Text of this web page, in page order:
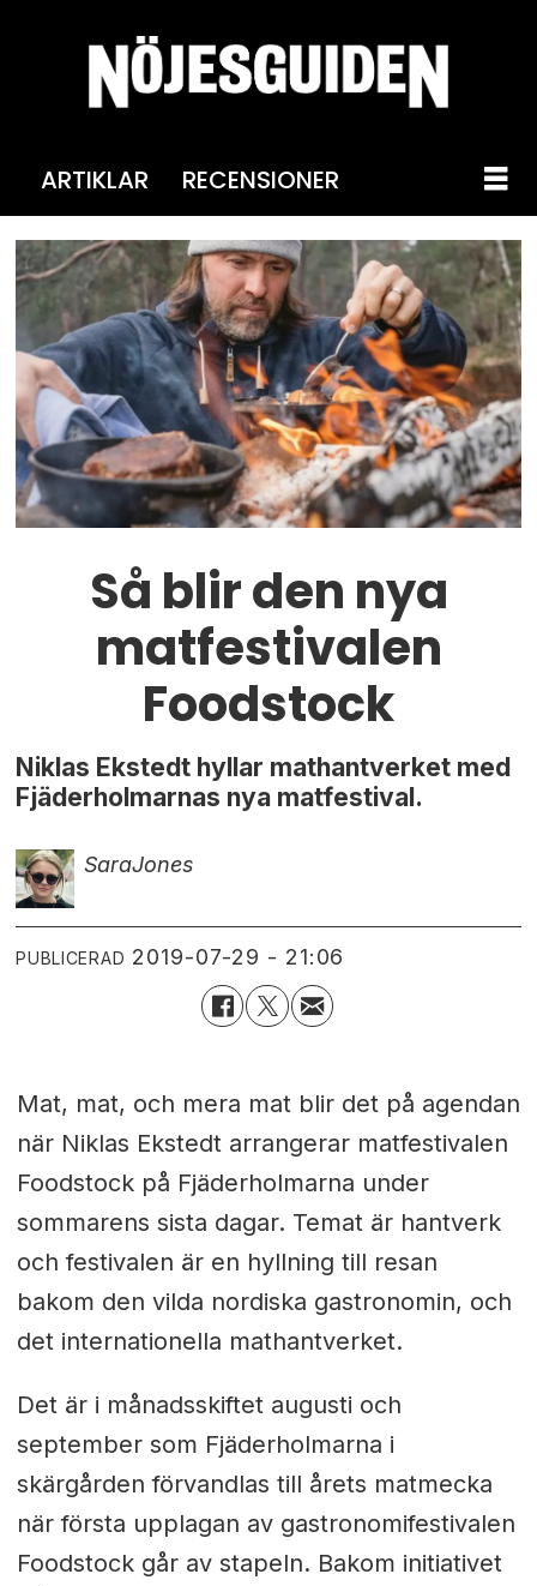
ARTIKLAR RECENSIONER
Så blir den nya
matfestivalen
Foodstock
Niklas Ekstedt hyllar mathantverket med
Fjäderholmarnas nya matfestival.
SaraJones
PUBLICERAD 2019-07-29 - 21:06
Mat, mat, och mera mat blir det på agendan
när Niklas Ekstedt arrangerar matfestivalen
Foodstock på Fjäderholmarna under
sommarens sista dagar. Temat är hantverk
och festivalen är en hyllning till resan
bakom den vilda nordiska gastronomin, och
det internationella mathantverket.
Det är i månadsskiftet augusti och
september som Fjäderholmarna i
skärgården förvandlas till årets matmecka
när första upplagan av gastronomifestivalen
Foodstock går av stapeln. Bakom initiativet